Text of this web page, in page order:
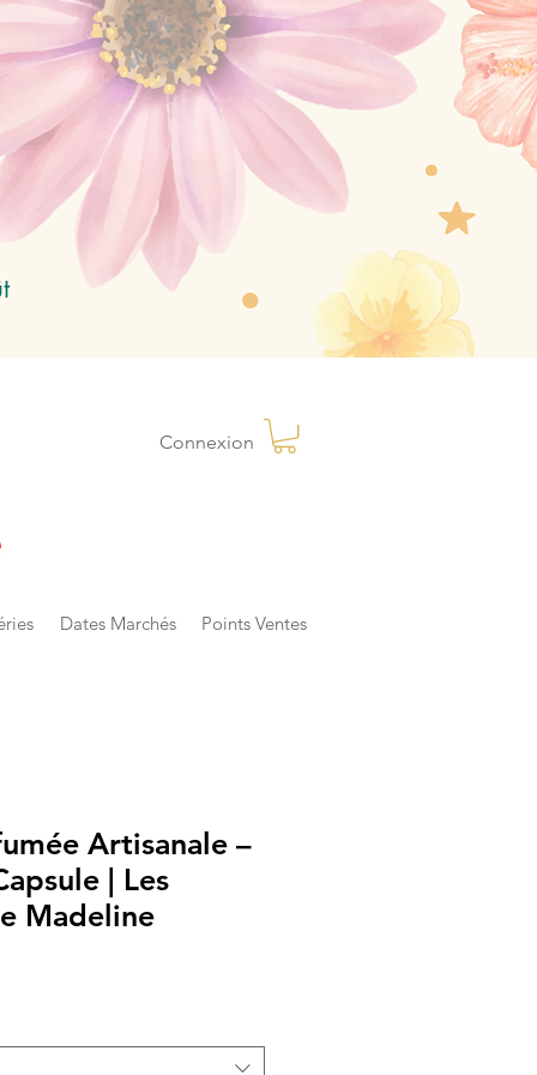
Connexion
Dates Marchés Points Ventes
Artisanale –
| Les
Madeline